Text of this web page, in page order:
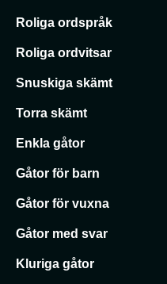
Roliga ordspråk
Roliga ordvitsar
Snuskiga skämt
Torra skämt
Enkla gåtor
Gåtor för barn
Gåtor för vuxna
Gåtor med svar
Kluriga gåtor